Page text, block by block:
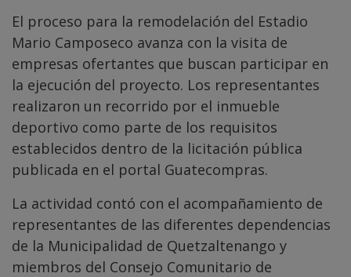
El proceso para la remodelación del Estadio
Mario Camposeco avanza con la visita de
empresas ofertantes que buscan participar en
la ejecución del proyecto. Los representantes
realizaron un recorrido por el inmueble
deportivo como parte de los requisitos
establecidos dentro de la licitación pública
publicada en el portal Guatecompras.
La actividad contó con el acompañamiento de
representantes de las diferentes dependencias
de la Municipalidad de Quetzaltenango y
miembros del Consejo Comunitario de